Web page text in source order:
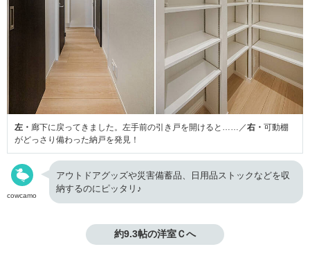
左・ 廊下に戻ってきました。左手前の引き戸を開けると……／右・ 可動棚
がどっさり備わった納戸を発見！
cowcamo
アウトドアグッズや災害備蓄品、日用品ストックなどを収
納するのにピッタリ♪
約9.3帖の洋室Ｃへ